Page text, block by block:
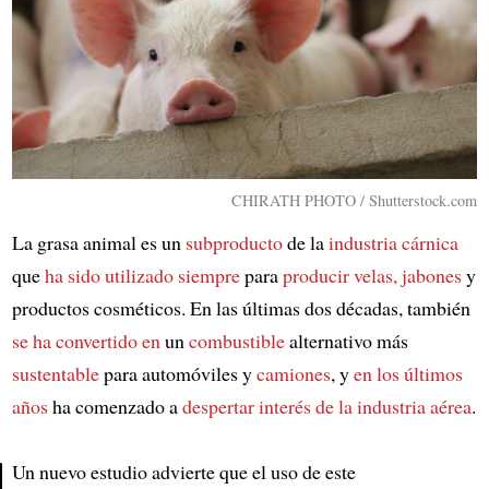
CHIRATH PHOTO / Shutterstock.com
La grasa animal es un subproductode laindustria cárnica
queha sido utilizado siempreparaproducir velas, jabonesy
productos cosméticos. En las últimas dos décadas, también
se ha convertido en un combustiblealternativo más
sustentablepara automóviles ycamiones, yen los últimos
añosha comenzado adespertar interés de la industria aérea.
Un nuevo estudio advierte que el uso de este